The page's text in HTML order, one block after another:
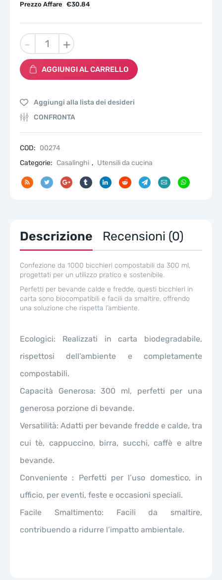
€30.84
Prezzo Affare
-
Bicchieri
carta
biodegradabile
XXXL
ml,
(1000
bevande
Fredde
Calde
The,Cappuccino
+
AGGIUNGI AL CARRELLO
Aggiungi alla lista dei desideri
CONFRONTA
COD: 00274
Categorie: Casalinghi , Utensili da cucina
Descrizione Recensioni (0)
Confezione da 1000 bicchieri compostabili da 300 ml,
progettati per un utilizzo pratico e sostenibile.
Perfetti per bevande calde e fredde, questi bicchieri in
carta sono biocompatibili e facili da smaltire, offrendo
una soluzione che rispetta l’ambiente.
Ecologici: Realizzati in carta biodegradabile,
rispettosi dell’ambiente e completamente
compostabili.
Capacità Generosa: 300 ml, perfetti per una
generosa porzione di bevande.
Versatilità: Adatti per bevande fredde e calde, tra
cui tè, cappuccino, birra, succhi, caffè e altre
bevande.
Conveniente : Perfetti per l’uso domestico, in
ufficio, per eventi, feste e occasioni speciali.
Facile Smaltimento: Facili da smaltire,
contribuendo a ridurre l’impatto ambientale.